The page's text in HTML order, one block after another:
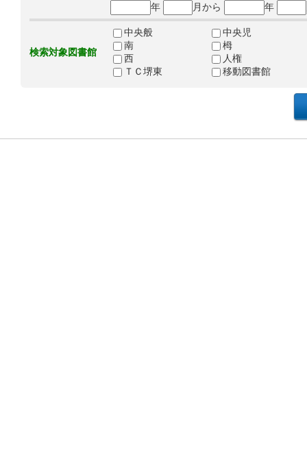
年
月から 年
検索対象図書館
中央般
中央児
南
栂
西
人権
ＴＣ堺東
移動図書館